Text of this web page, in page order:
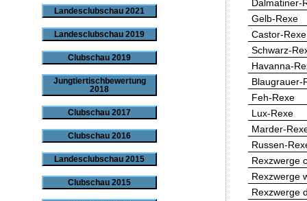
Landesclubschau 2021
Landesclubschau 2019
Clubschau 2019
Jungtiertischbewertung
2018
Clubschau 2017
Clubschau 2016
Landesclubschau 2015
Clubschau 2015
Dalmatiner-
Gelb-Rexe
Castor-Rexe
Schwarz-
Havanna-
Blaugrauer-
Feh-Rexe
Lux-Rexe
Marder-
Russen-
Rexzwerge
Rexzwerge
Rexzwerge